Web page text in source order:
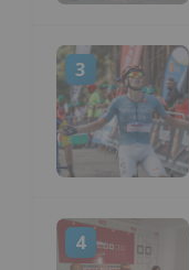
3
4